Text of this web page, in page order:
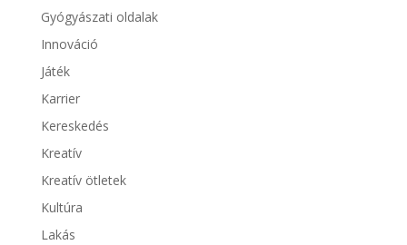
Gyógyászati oldalak
Innováció
Játék
Karrier
Kereskedés
Kreatív
Kreatív ötletek
Kultúra
Lakás